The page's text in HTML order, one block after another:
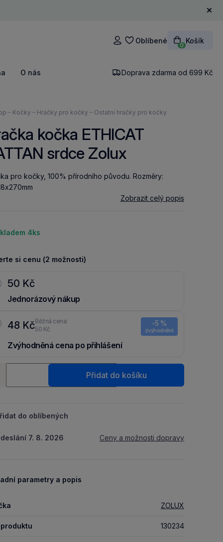
Přihlášení
Oblíbené
0
Košík
O nás Doprava zdarma od 699 Kč
Kočky Hračky pro kočky Ostatní hračky pro kočky
kočka ETHICAT
srdce Zolux
pro kočky, 100% přírodního původu. Rozměry:
Zobrazit celý popis
4ks
si cenu (2 možnosti)
50 Kč
Jednorázový nákup
48 KčBěžná cena:
50 Kč
-5 %
zvýhodnění
Zvýhodněná cena po přihlášení
+
Přidat do košíku
do oblíbených
7. 8. 2026 Ceny a možnosti dopravy
parametry a popis
ZOLUX
130234